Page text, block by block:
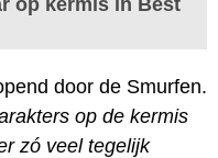
door de Smurfen.
op de kermis
zó veel tegelijk